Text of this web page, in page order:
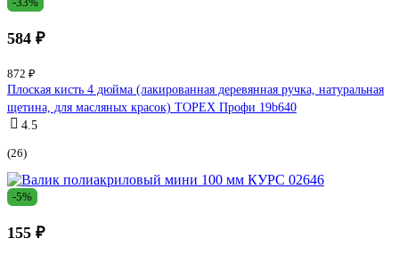
584 ₽
872 ₽
Плоская кисть 4 дюйма (лакированная деревянная ручка, натуральная
щетина, для масляных красок) TOPEX Профи 19b640
4.5
(26)
-5%
155 ₽